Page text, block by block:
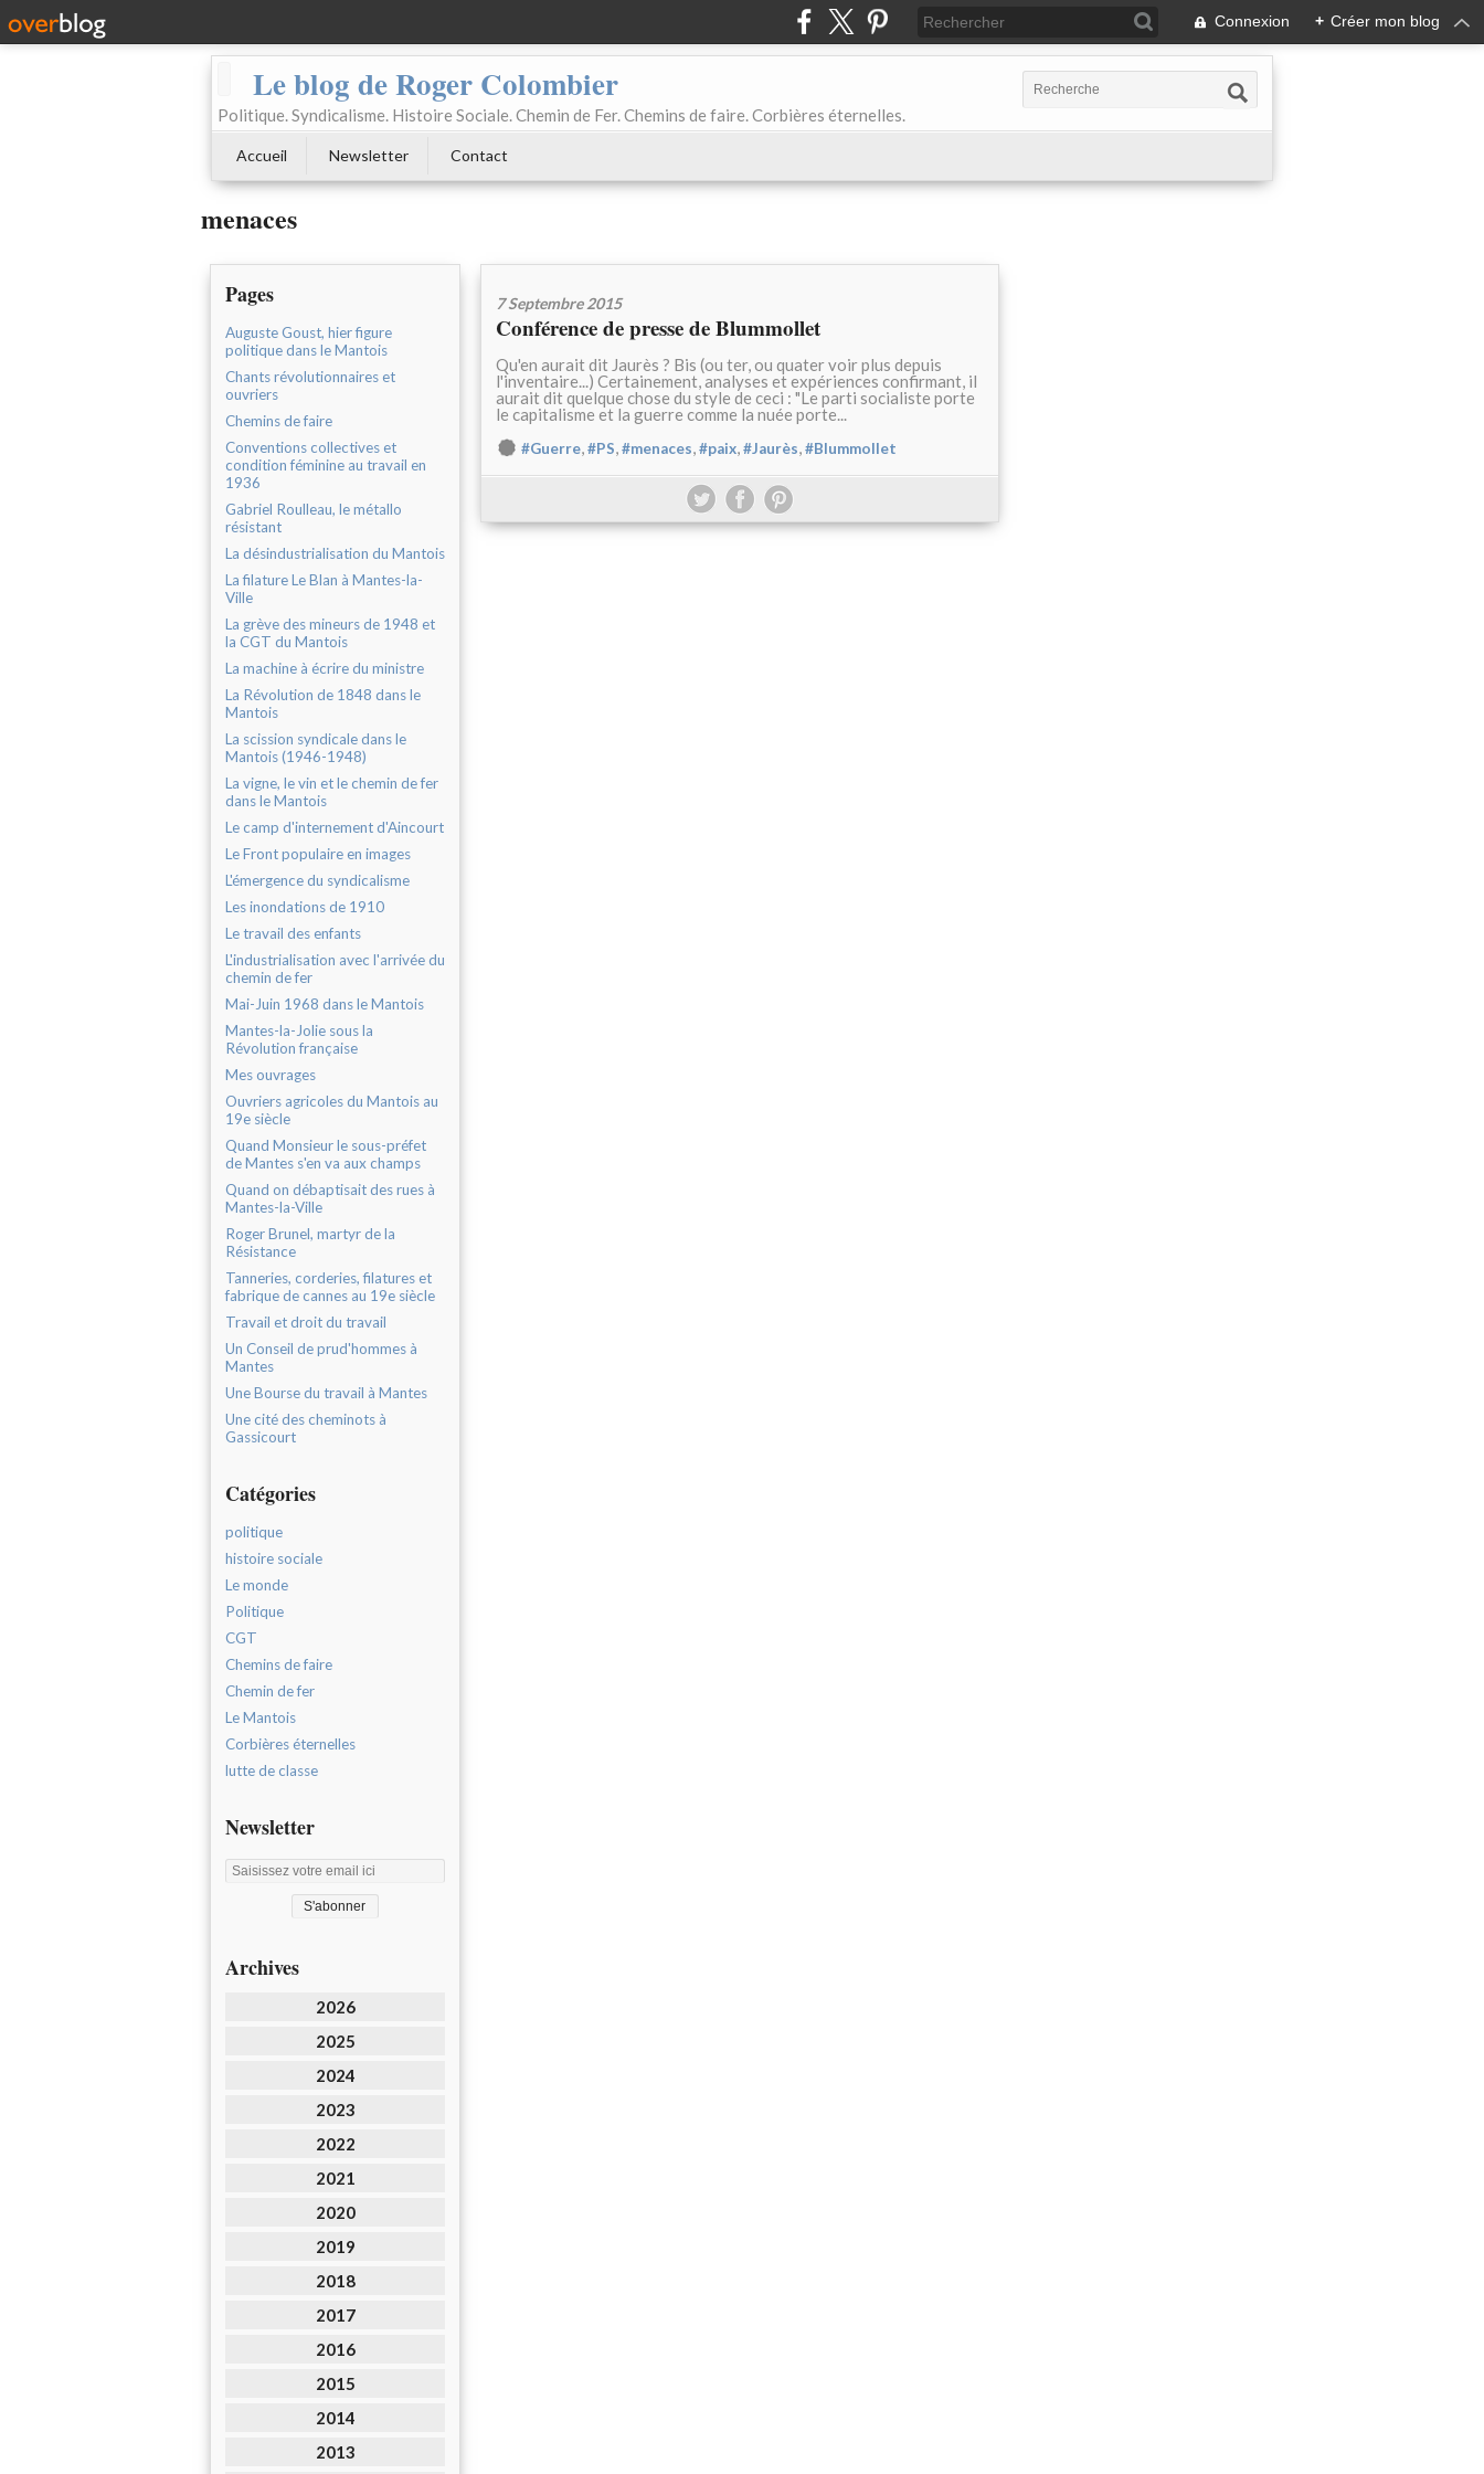
Connexion + Créer mon blog
Le blog de Roger Colombier
Politique. Syndicalisme. Histoire Sociale. Chemin de Fer. Chemins de faire. Corbières éternelles.
Accueil Newsletter Contact
menaces
Pages
Auguste Goust, hier figure
politique dans le Mantois
Chants révolutionnaires et
ouvriers
Chemins de faire
Conventions collectives et
condition féminine au travail en
1936
Gabriel Roulleau, le métallo
résistant
La désindustrialisation du Mantois
La filature Le Blan à Mantes-la-
Ville
La grève des mineurs de 1948 et
la CGT du Mantois
La machine à écrire du ministre
La Révolution de 1848 dans le
Mantois
La scission syndicale dans le
Mantois (1946-1948)
La vigne, le vin et le chemin de fer
dans le Mantois
Le camp d'internement d'Aincourt
Le Front populaire en images
L'émergence du syndicalisme
Les inondations de 1910
Le travail des enfants
L'industrialisation avec l'arrivée du
chemin de fer
Mai-Juin 1968 dans le Mantois
Mantes-la-Jolie sous la
Révolution française
Mes ouvrages
Ouvriers agricoles du Mantois au
19e siècle
Quand Monsieur le sous-préfet
de Mantes s'en va aux champs
Quand on débaptisait des rues à
Mantes-la-Ville
Roger Brunel, martyr de la
Résistance
Tanneries, corderies, filatures et
fabrique de cannes au 19e siècle
Travail et droit du travail
Un Conseil de prud'hommes à
Mantes
Une Bourse du travail à Mantes
Une cité des cheminots à
Gassicourt
Catégories
politique
histoire sociale
Le monde
Politique
CGT
Chemins de faire
Chemin de fer
Le Mantois
Corbières éternelles
lutte de classe
Newsletter
Archives
2026
2025
2024
2023
2022
2021
2020
2019
2018
2017
2016
2015
2014
2013
7 Septembre 2015
Conférence de presse de Blummollet
Qu'en aurait dit Jaurès ? Bis (ou ter, ou quater voir plus depuis
l'inventaire...) Certainement, analyses et expériences confirmant, il
aurait dit quelque chose du style de ceci : "Le parti socialiste porte
le capitalisme et la guerre comme la nuée porte...
#Guerre,#PS,#menaces,#paix,#Jaurès,#Blummollet